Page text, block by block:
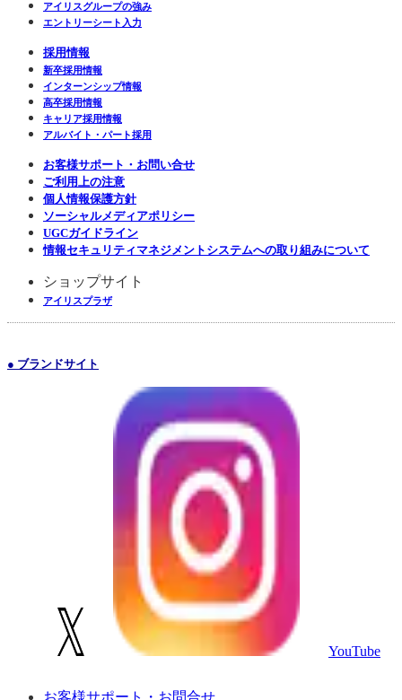
アイリスグループの強み
エントリーシート入力
採用情報
新卒採用情報
インターンシップ情報
高卒採用情報
キャリア採用情報
アルバイト・パート採用
お客様サポート・お問い合せ
ご利用上の注意
個人情報保護方針
ソーシャルメディアポリシー
UGCガイドライン
情報セキュリティマネジメントシステムへの取り組みについて
ショップサイト
アイリスプラザ
● ブランドサイト
YouTube